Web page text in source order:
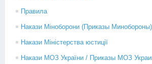
Правила
Накази Міноборони (Приказы Минобороны)
Накази Міністерства юстиції
Накази МОЗ України / Приказы МОЗ